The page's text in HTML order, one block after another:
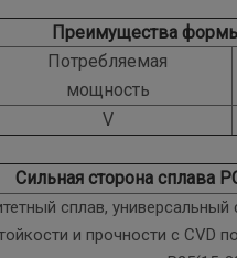
Преимущества
Потребляемая
мощность
V
Сильная сторона сплава
сплав,
и прочности с CVD